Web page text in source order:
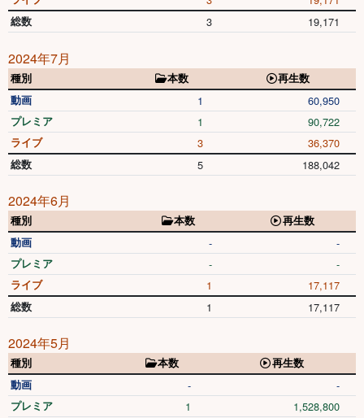
総数 3 19,171
2024年7月
種別 本数
再生数
動画
1 60,950
プレミア 1 90,722
ライブ 3 36,370
総数 5 188,042
2024年6月
種別 本数
再生数
動画
- -
プレミア - -
ライブ 1 17,117
総数 1 17,117
2024年5月
種別 本数
再生数
動画
- -
プレミア 1 1,528,800